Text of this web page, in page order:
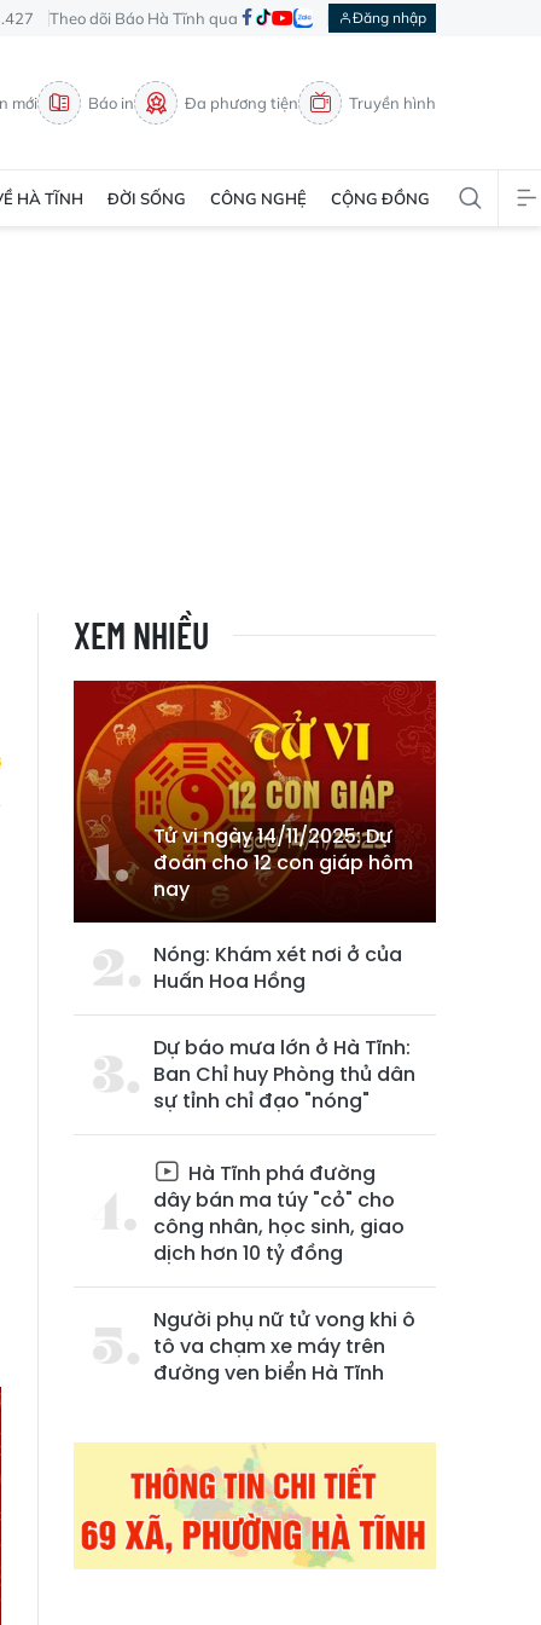
Theo dõi Báo Hà Tĩnh qua Đăng nhập
mới Báo in Đa phương tiện Truyền hình
HÀ TĨNH ĐỜI SỐNG CÔNG NGHỆ CỘNG ĐỒNG
XEM NHIỀU
Tử vi ngày 14/11/2025: Dự
đoán cho 12 con giáp hôm
nay
Nóng: Khám xét nơi ở của
Huấn Hoa Hồng
Dự báo mưa lớn ở Hà Tĩnh:
Ban Chỉ huy Phòng thủ dân
sự tỉnh chỉ đạo "nóng"
Hà Tĩnh phá đường
dây bán ma túy "cỏ" cho
công nhân, học sinh, giao
dịch hơn 10 tỷ đồng
Người phụ nữ tử vong khi ô
tô va chạm xe máy trên
đường ven biển Hà Tĩnh